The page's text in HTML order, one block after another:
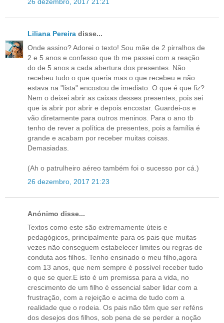
26 dezembro, 2017 21:21
Liliana Pereira disse...
Onde assino? Adorei o texto! Sou mãe de 2 pirralhos de
2 e 5 anos e confesso que tb me passei com a reação
do de 5 anos a cada abertura dos presentes. Não
recebeu tudo o que queria mas o que recebeu e não
estava na "lista" encostou de imediato. O que é que fiz?
Nem o deixei abrir as caixas desses presentes, pois sei
que ia abrir por abrir e depois encostar. Guardei-os e
vão diretamente para outros meninos. Para o ano tb
tenho de rever a política de presentes, pois a família é
grande e acabam por receber muitas coisas.
Demasiadas.
(Ah o patrulheiro aéreo também foi o sucesso por cá.)
26 dezembro, 2017 21:23
Anónimo disse...
Textos como este são extremamente úteis e
pedagógicos, principalmente para os pais que muitas
vezes não conseguem estabelecer limites ou regras de
conduta aos filhos. Tenho ensinado o meu filho,agora
com 13 anos, que nem sempre é possível receber tudo
o que se quer.E isto é um premissa para a vida, no
crescimento de um filho é essencial saber lidar com a
frustração, com a rejeição e acima de tudo com a
realidade que o rodeia. Os pais não têm que ser reféns
dos desejos dos filhos, sob pena de se perder a noção